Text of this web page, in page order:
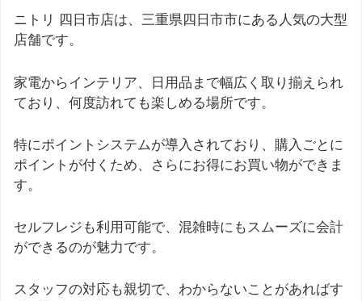
ニトリ 四日市店は、三重県四日市市にある人気の大型
店舗です。
家電からインテリア、日用品まで幅広く取り揃えられ
ており、何度訪れても楽しめる場所です。
特にポイントシステムが導入されており、購入ごとに
ポイントが付くため、さらにお得にお買い物ができま
す。
セルフレジも利用可能で、混雑時にもスムーズに会計
ができるのが魅力です。
スタッフの対応も親切で、わからないことがあればす